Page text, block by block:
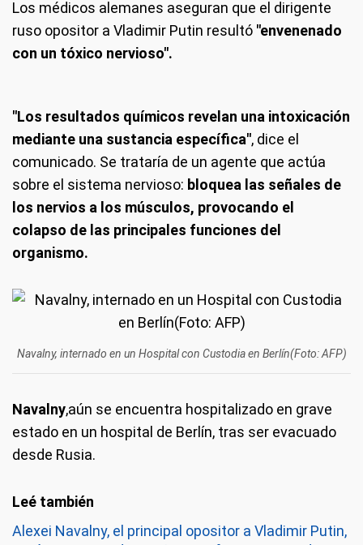
Los médicos alemanes aseguran que el dirigente
ruso opositor a Vladimir Putin resultó "envenenado
con un tóxico nervioso".
"Los resultados químicos revelan una intoxicación
mediante una sustancia específica", dice el
comunicado. Se trataría de un agente que actúa
sobre el sistema nervioso: bloquea las señales de
los nervios a los músculos, provocando el
colapso de las principales funciones del
organismo.
Navalny, internado en un Hospital con Custodia en Berlín(Foto: AFP)
Navalny,aún se encuentra hospitalizado en grave
estado en un hospital de Berlín, tras ser evacuado
desde Rusia.
Alexei Navalny, el principal opositor a Vladimir Putin,